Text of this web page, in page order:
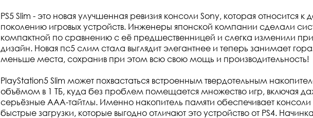
PS5 Slim - это новая улучшенная ревизия консоли Sony, которая относится к
поколению игровых устройств. Инженеры японской компании сделали
компактной по сравнению с её предшественницей и слегка изменили
дизайн. Новая пс5 слим стала выглядит элегантнее и теперь занимает
меньше места, сохранив при этом всю свою мощь и производительность!
PlayStation5 Slim может похвастаться встроенным твердотельным
объёмом в 1 ТБ, куда без проблем помещается множество игр, включая
серьёзные AAA-тайтлы. Именно накопитель памяти обеспечивает консоли
быстрые загрузки, которые выгодно отличают это устройство от PS4. Начинка